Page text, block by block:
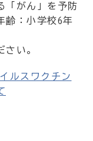
「がん」を予防
齢：小学校6年
い。
ルスワクチン